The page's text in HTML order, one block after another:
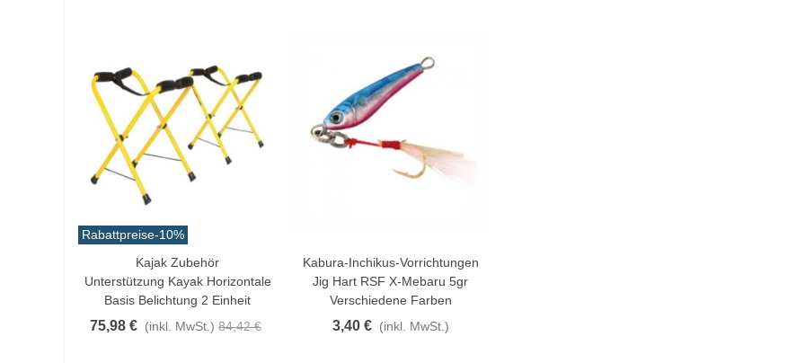
Rabattpreise-10%
In Den Warenkorb
Kajak Zubehör
Unterstützung Kayak Horizontale
Basis Belichtung 2 Einheit
75,98 € (inkl. MwSt.) 84,42 €
Love
Kabura-Inchikus-Vorrichtungen
Jig Hart RSF X-Mebaru 5gr
Verschiedene Farben
3,40 € (inkl. MwSt.)